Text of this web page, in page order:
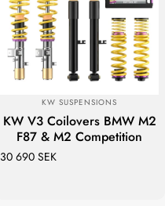
LEVERANTÖR:
KW SUSPENSIONS
KW V3 Coilovers BMW M2
F87 & M2 Competition
30 690 SEK